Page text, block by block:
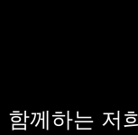
함께하는 저